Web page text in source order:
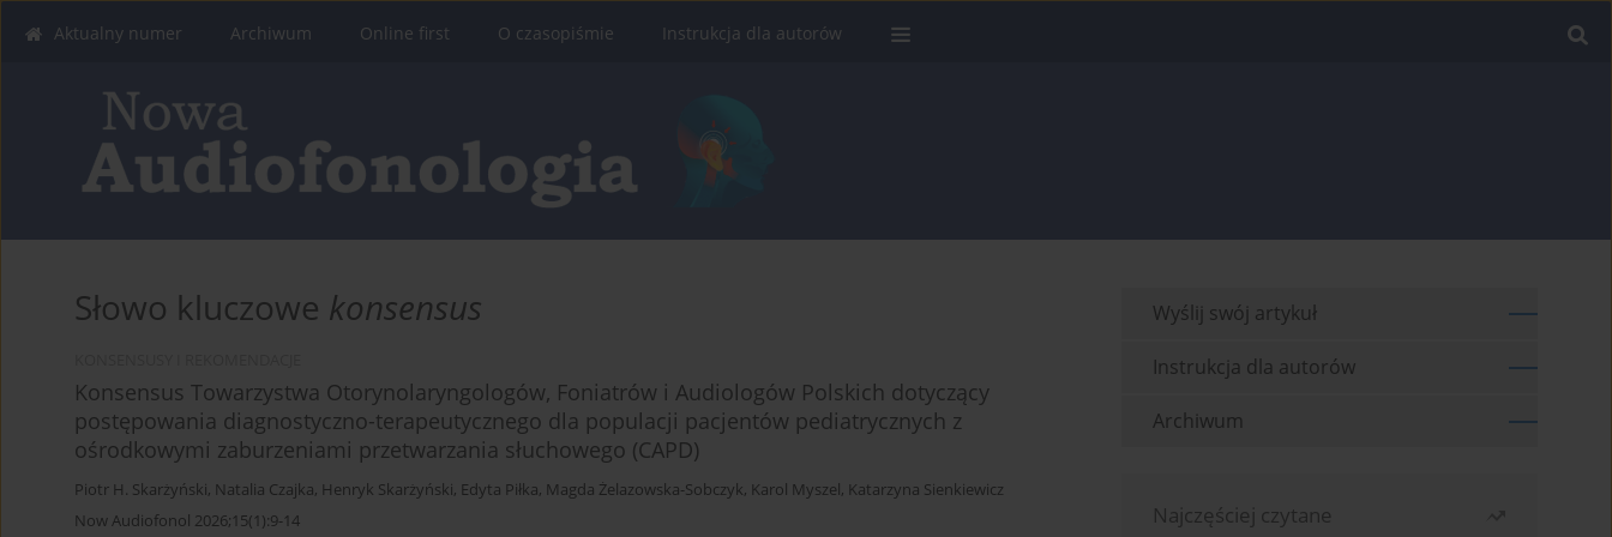
Aktualny numer Archiwum Online first O czasopiśmie Instrukcja dla autorów
Słowo kluczowe konsensus
Konsensus Towarzystwa Otorynolaryngologów, Foniatrów i Audiologów Polskich dotyczący
postępowania diagnostyczno-terapeutycznego dla populacji pacjentów pediatrycznych z
ośrodkowymi zaburzeniami przetwarzania słuchowego (CAPD)
Piotr H. Skarżyński, Natalia Czajka, Henryk Skarżyński, Edyta Piłka, Magda Żelazowska-Sobczyk, Karol Myszel, Katarzyna Sienkiewicz
Now Audiofonol 2026;15(1):9-14
Wyślij swój artykuł
Instrukcja dla autorów
Archiwum
Najczęściej czytane